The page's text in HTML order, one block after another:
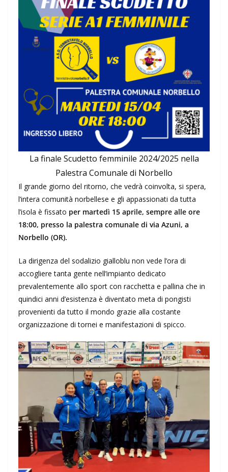
La finale Scudetto femminile 2024/2025 nella
Palestra Comunale di Norbello
Il grande giorno del ritorno, che vedrà coinvolta, si spera,
l’intera comunità norbellese e gli appassionati da tutta
l’isola è fissato per martedì 15 aprile, sempre alle ore
18:00, presso la palestra comunale di via Azuni, a
Norbello (OR).
La dirigenza del sodalizio gialloblu non vede l’ora di
accogliere tanta gente nell’impianto dedicato
prevalentemente allo sport con racchetta e pallina che in
quindici anni d’esistenza è diventato meta di pongisti
provenienti da tutto il mondo grazie alla costante
organizzazione di tornei e manifestazioni di spicco.